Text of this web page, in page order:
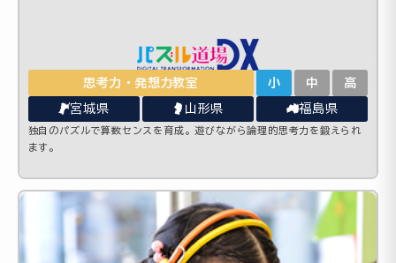
思考力・発想力教室 小 中 高
宮城県 山形県 福島県
独自のパズルで算数センスを育成。遊びながら論理的思考力を鍛えられ
ます。